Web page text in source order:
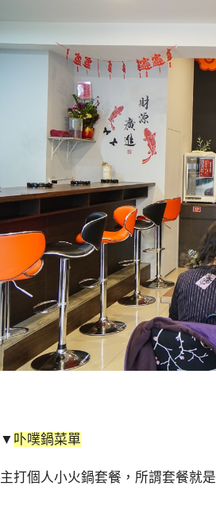
▼ 卟噗鍋菜單
主打個人小火鍋套餐，所謂套餐就是